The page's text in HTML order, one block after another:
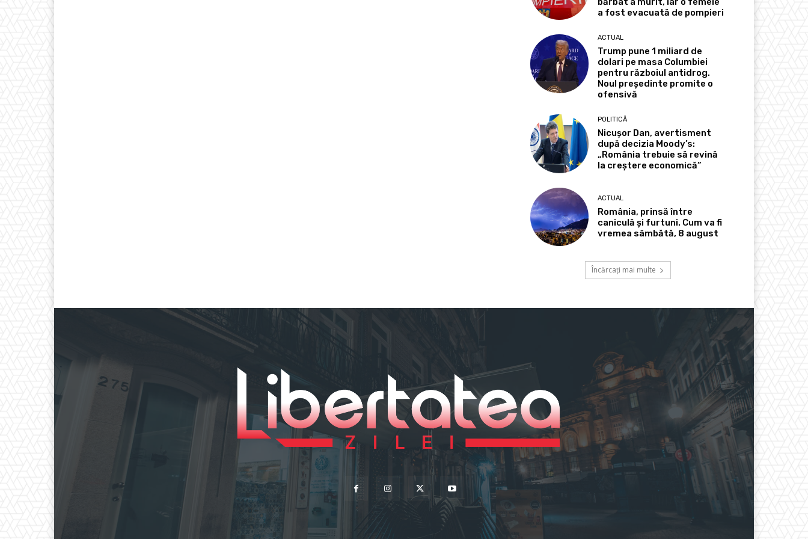
a fost evacuată de pompieri
ACTUAL
Trump pune 1 miliard de
dolari pe masa Columbiei
pentru războiul antidrog.
Noul președinte promite o
ofensivă
POLITICĂ
Nicușor Dan, avertisment
după decizia Moody’s:
„România trebuie să revină
la creștere economică”
ACTUAL
România, prinsă între
caniculă și furtuni. Cum va fi
vremea sâmbătă, 8 august
Încărcați mai multe